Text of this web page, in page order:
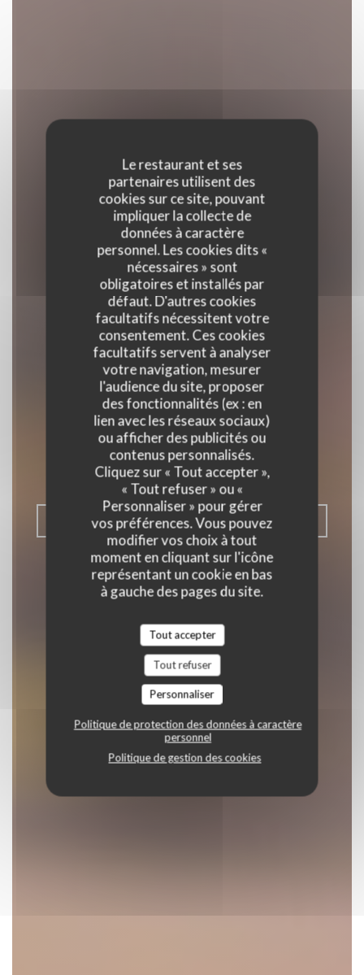
Le restaurant et ses
partenaires utilisent des
cookies sur ce site, pouvant
impliquer la collecte de
données à caractère
personnel. Les cookies dits «
nécessaires » sont
obligatoires et installés par
défaut. D'autres cookies
facultatifs nécessitent votre
consentement. Ces cookies
facultatifs servent à analyser
votre navigation, mesurer
l'audience du site, proposer
des fonctionnalités (ex : en
lien avec les réseaux sociaux)
ou afficher des publicités ou
contenus personnalisés.
Cliquez sur « Tout accepter »,
« Tout refuser » ou «
Personnaliser » pour gérer
vos préférences. Vous pouvez
modifier vos choix à tout
moment en cliquant sur l'icône
représentant un cookie en bas
à gauche des pages du site.
Tout accepter
Tout refuser
Personnaliser
Politique de protection des données à caractère
personnel
Politique de gestion des cookies
La maison des
grillades
|TOURNAI
RÉSERVER